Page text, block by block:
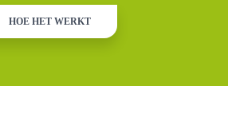
HOE HET WERKT